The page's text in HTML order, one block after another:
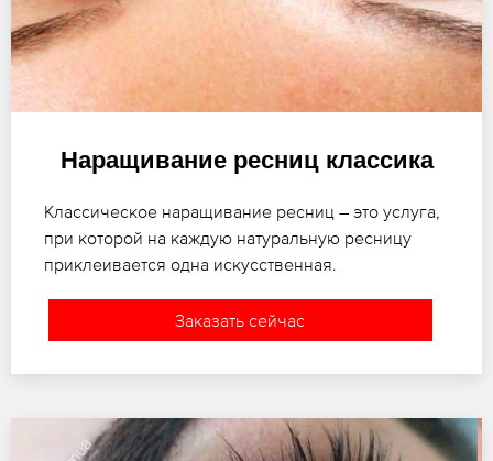
Наращивание ресниц классика
Классическое наращивание ресниц – это услуга,
при которой на каждую натуральную ресницу
приклеивается одна искусственная.
Заказать сейчас